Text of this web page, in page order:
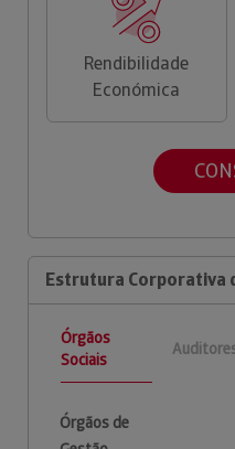
Rendibilidade
Económica
Estrutura Corporativa
Órgãos
Sociais
Órgãos de